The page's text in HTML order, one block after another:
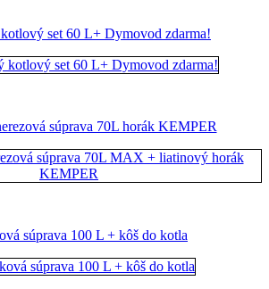
set 60 L+ Dymovod zdarma!
súprava 70L horák KEMPER
súprava 100 L + kôš do kotla